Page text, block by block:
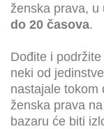
ženska prava, u
do 20 časova.
Dođite i
neki od
nastajale tokom
ženska prava
bazaru će biti